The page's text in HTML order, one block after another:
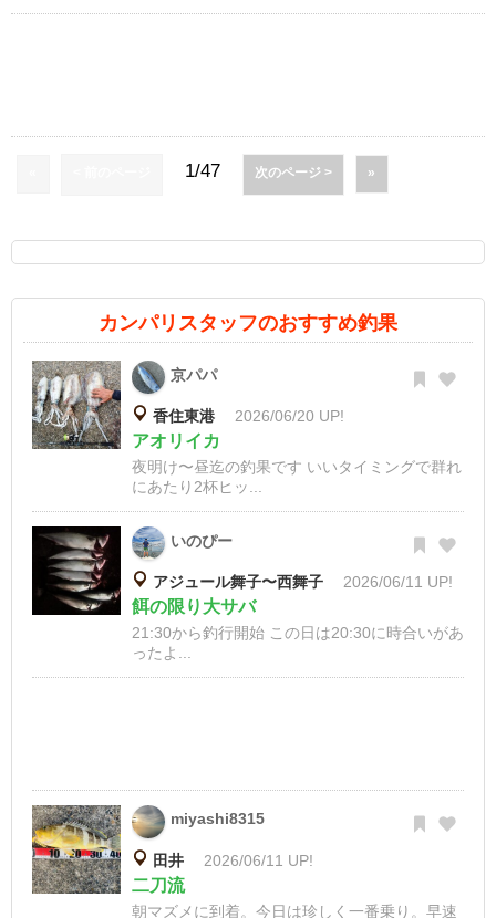
1/47 次のページ > »
カンパリスタッフのおすすめ釣果
京パパ
香住東港 2026/06/20 UP!
アオリイカ
夜明け〜昼迄の釣果です いいタイミングで群れ
にあたり2杯ヒッ...
いのぴー
アジュール舞子〜西舞子 2026/06/11 UP!
餌の限り大サバ
21:30から釣行開始 この日は20:30に時合いがあ
ったよ...
miyashi8315
田井 2026/06/11 UP!
二刀流
朝マズメに到着。今日は珍しく一番乗り。早速